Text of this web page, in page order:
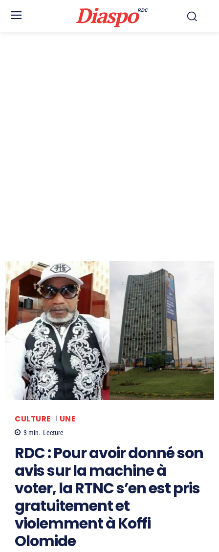
DiaspoRDC
CULTURE UNE
3 min. Lecture
RDC : Pour avoir donné son
avis sur la machine à
voter, la RTNC s’en est pris
gratuitement et
violemment à Koffi
Olomide